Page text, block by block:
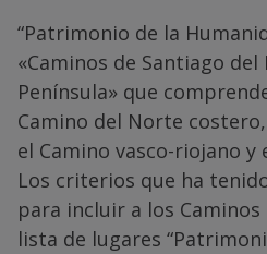
“Patrimonio de la
«Caminos de Santiago
Península» que
Camino del Norte
el Camino vasco-riojano y
Los criterios que ha
para incluir a los Caminos
lista de lugares